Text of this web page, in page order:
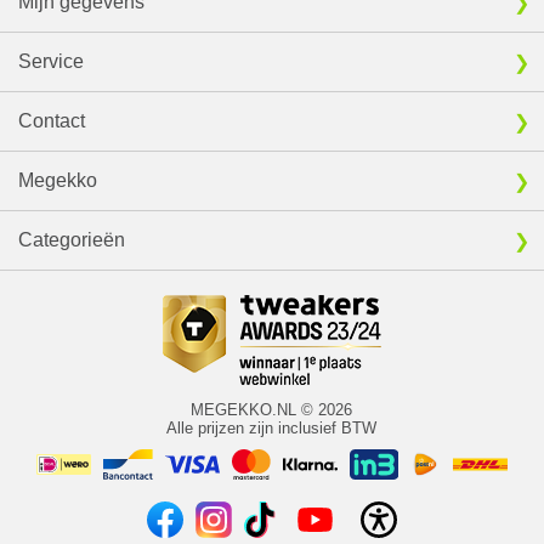
Service
Contact
Megekko
Categorieën
MEGEKKO.NL © 2026
Alle prijzen zijn inclusief BTW